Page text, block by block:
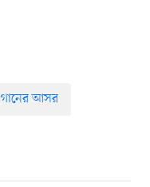
গানের আসর